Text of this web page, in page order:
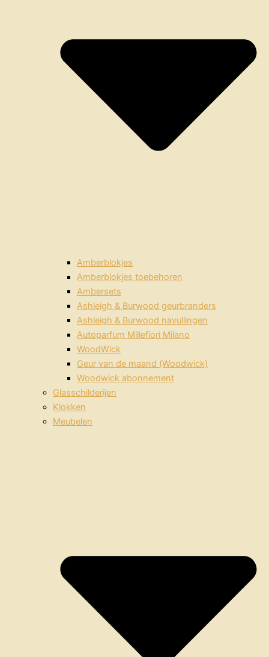
Amberblokjes
Amberblokjes toebehoren
Ambersets
Ashleigh & Burwood geurbranders
Ashleigh & Burwood navullingen
Autoparfum Millefiori Milano
WoodWick
Geur van de maand (Woodwick)
Woodwick abonnement
Glasschilderijen
Klokken
Meubelen